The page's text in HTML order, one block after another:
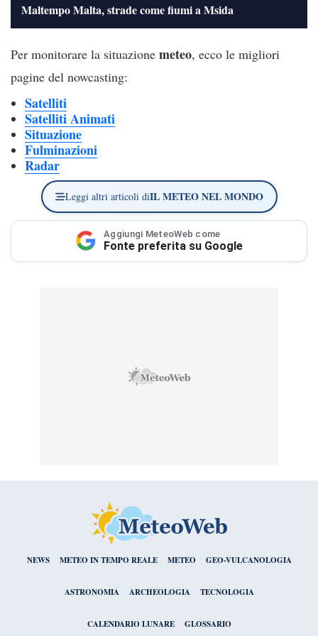
e
a
d
e
Maltempo Malta, strade come fiumi a Msida
Per monitorare la situazione meteo, ecco le migliori
pagine del nowcasting:
Satelliti
Satelliti Animati
Situazione
Fulminazioni
Radar
Leggi altri articoli diIL METEO NEL MONDO
Aggiungi MeteoWeb come
Fonte preferita su Google
NEWS METEO IN TEMPO REALE METEO GEO-VULCANOLOGIA
ASTRONOMIA ARCHEOLOGIA TECNOLOGIA
CALENDARIO LUNARE GLOSSARIO